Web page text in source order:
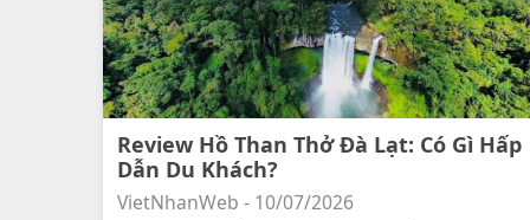
Review Hồ Than Thở Đà Lạt: Có Gì Hấp
Dẫn Du Khách?
VietNhanWeb - 10/07/2026